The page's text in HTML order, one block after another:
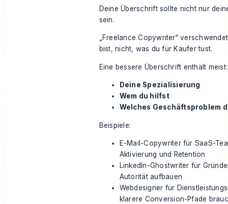
Deine Überschrift sollte nicht nur
sein.
„Freelance Copywriter“
bist, nicht, was du für Käufer tust.
Eine bessere Überschrift enthält meist:
Deine Spezialisierung
Wem du hilfst
Welches Geschäftsproblem
Beispiele:
E-Mail-Copywriter für SaaS-
Aktivierung und Retention
LinkedIn-Ghostwriter für
Autorität aufbauen
Webdesigner für
klarere Conversion-Pfade